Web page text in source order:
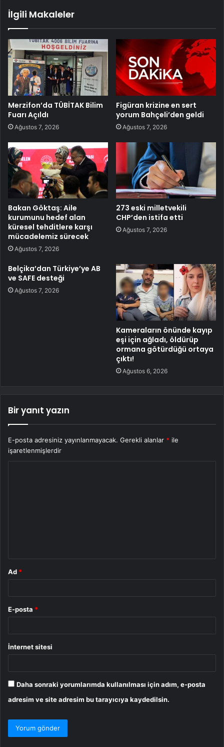
İlgili Makaleler
Merzifon’da TÜBİTAK Bilim
Fuarı Açıldı
Ağustos 7, 2026
Figüran krizine en sert
yorum Bahçeli’den geldi
Ağustos 7, 2026
Bakan Göktaş: Aile
kurumunu hedef alan
küresel tehditlere karşı
mücadelemiz sürecek
Ağustos 7, 2026
273 eski milletvekili
CHP’den istifa etti
Ağustos 7, 2026
Belçika’dan Türkiye’ye AB
ve SAFE desteği
Ağustos 7, 2026
Kameraların önünde kayıp
eşi için ağladı, öldürüp
ormana götürdüğü ortaya
çıktı!
Ağustos 6, 2026
Bir yanıt yazın
E-posta adresiniz yayınlanmayacak. Gerekli alanlar * ile
işaretlenmişlerdir
Ad *
E-posta *
İnternet sitesi
Daha sonraki yorumlarımda kullanılması için adım, e-posta
adresim ve site adresim bu tarayıcıya kaydedilsin.